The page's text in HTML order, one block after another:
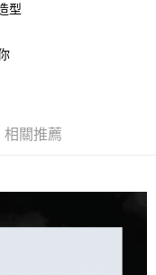
連結，可透過四大超商／
support/home
型
相關推薦